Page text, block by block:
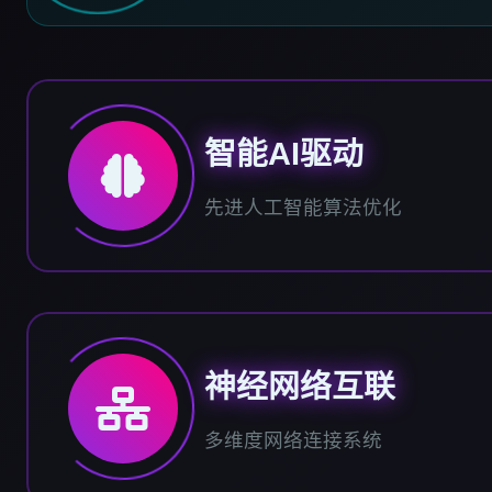
智能AI驱动
先进人工智能算法优化
神经网络互联
多维度网络连接系统